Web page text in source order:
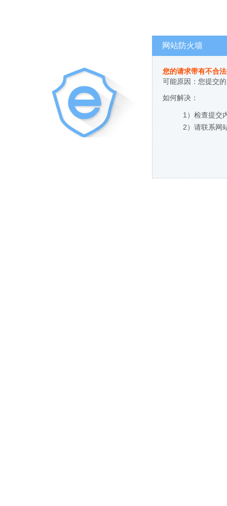
网站防火墙
您的请求带有不合
可能原因：您提交
如何解决：
1）检查提交
2）请联系网